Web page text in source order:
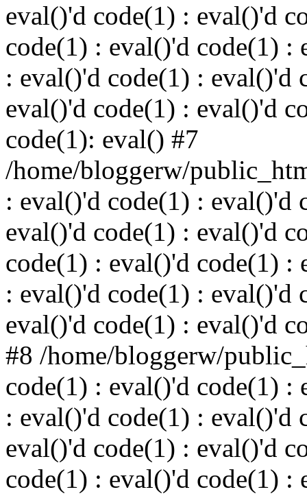
eval()'d code(1) : eval()'d
code(1) : eval()'d code(1) :
: eval()'d code(1) : eval()'d
eval()'d code(1) : eval()'d
code(1): eval() #7
/home/bloggerw/
: eval()'d code(1) : eval()'d
eval()'d code(1) : eval()'d
code(1) : eval()'d code(1) :
: eval()'d code(1) : eval()'d
eval()'d code(1) : eval()'d
#8 /home/bloggerw/
code(1) : eval()'d code(1) :
: eval()'d code(1) : eval()'d
eval()'d code(1) : eval()'d
code(1) : eval()'d code(1) :